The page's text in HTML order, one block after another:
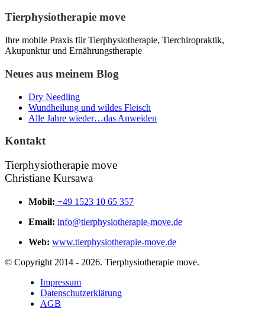
Tierphysiotherapie move
Ihre mobile Praxis für Tierphysiotherapie, Tierchiropraktik,
Akupunktur und Ernährungstherapie
Neues aus meinem Blog
Dry Needling
Wundheilung und wildes Fleisch
Alle Jahre wieder…das Anweiden
Kontakt
Tierphysiotherapie move
Christiane Kursawa
Mobil: +49 1523 10 65 357
Email: info@tierphysiotherapie-move.de
Web: www.tierphysiotherapie-move.de
© Copyright 2014 - 2026. Tierphysiotherapie move.
Impressum
Datenschutzerklärung
AGB